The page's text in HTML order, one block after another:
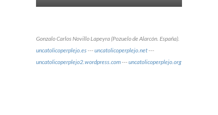
Gonzalo Carlos Novillo Lapeyra (Pozuelo de Alarcón. España).
uncatolicoperplejo.es---uncatolicoperplejo.net---
uncatolicoperplejo2.wordpress.com---uncatolicoperplejo.org